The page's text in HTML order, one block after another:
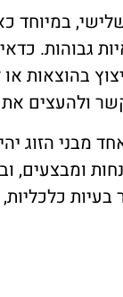
במיוחד
גבוהות.
בהוצאות
ולהעצים
מבני הזוג
ומבצעים,